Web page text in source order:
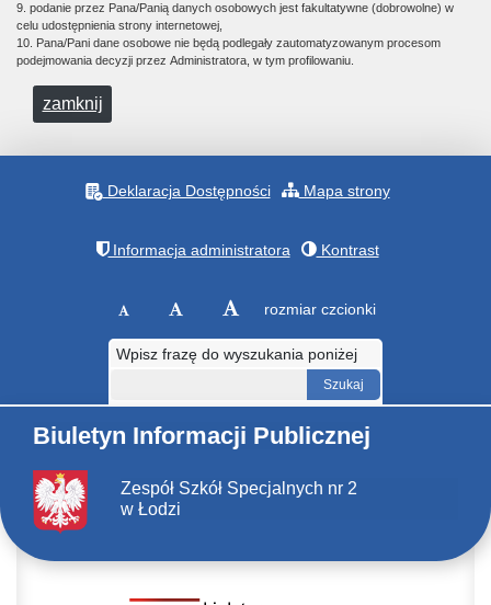
9. podanie przez Pana/Panią danych osobowych jest fakultatywne (dobrowolne) w
celu udostępnienia strony internetowej,
10. Pana/Pani dane osobowe nie będą podlegały zautomatyzowanym procesom
podejmowania decyzji przez Administratora, w tym profilowaniu.
zamknij
Deklaracja Dostępności Mapa strony
Informacja administratora Kontrast
rozmiar czcionki
Wpisz frazę do wyszukania poniżej
Biuletyn Informacji Publicznej
Zespół Szkół Specjalnych nr 2
w Łodzi